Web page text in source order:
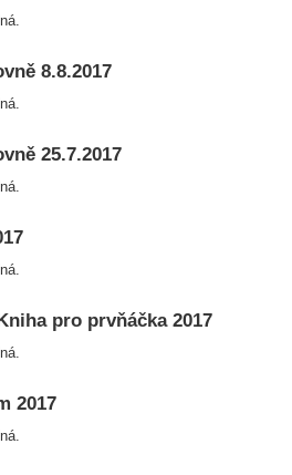
8.8.2017
25.7.2017
pro prvňáčka 2017
2017